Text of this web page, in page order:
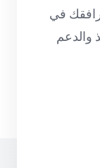
في
والدعم